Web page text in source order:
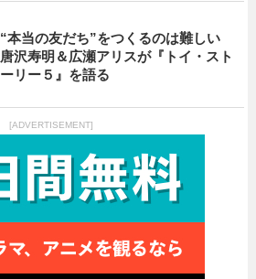
“本当の友だち”をつくるのは難しい
唐沢寿明＆広瀬アリスが『トイ・スト
ーリー５』を語る
[ADVERTISEMENT]